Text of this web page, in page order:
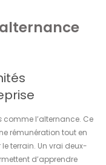
comme l’alternance. Ce
rémunération tout en
terrain. Un vrai deux-
d’apprendre